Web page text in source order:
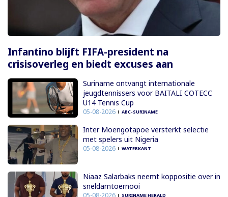
Infantino blijft FIFA-president na
crisisoverleg en biedt excuses aan
Suriname ontvangt internationale
jeugdtennissers voor BAITALI COTECC
U14 Tennis Cup
05-08-2026 ABC-SURINAME
Inter Moengotapoe versterkt selectie
met spelers uit Nigeria
05-08-2026 WATERKANT
Niaaz Salarbaks neemt koppositie over in
sneldamtoernooi
05-08-2026 SURINAME HERALD